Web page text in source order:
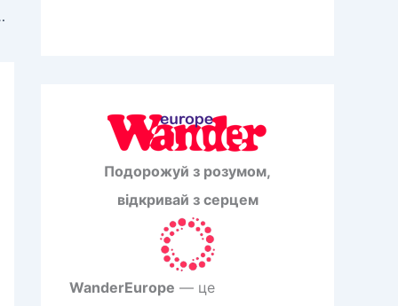
виживання
Подорожуй з розумом,
відкривай з серцем
WanderEurope — це